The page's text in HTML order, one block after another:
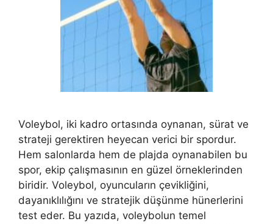
Voleybol, iki kadro ortasında oynanan, sürat ve
strateji gerektiren heyecan verici bir spordur.
Hem salonlarda hem de plajda oynanabilen bu
spor, ekip çalışmasının en güzel örneklerinden
biridir. Voleybol, oyuncuların çevikliğini,
dayanıklılığını ve stratejik düşünme hünerlerini
test eder. Bu yazıda, voleybolun temel